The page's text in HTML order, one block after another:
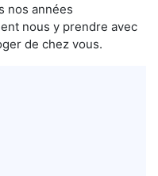
nos années
nous y prendre avec
de chez vous.